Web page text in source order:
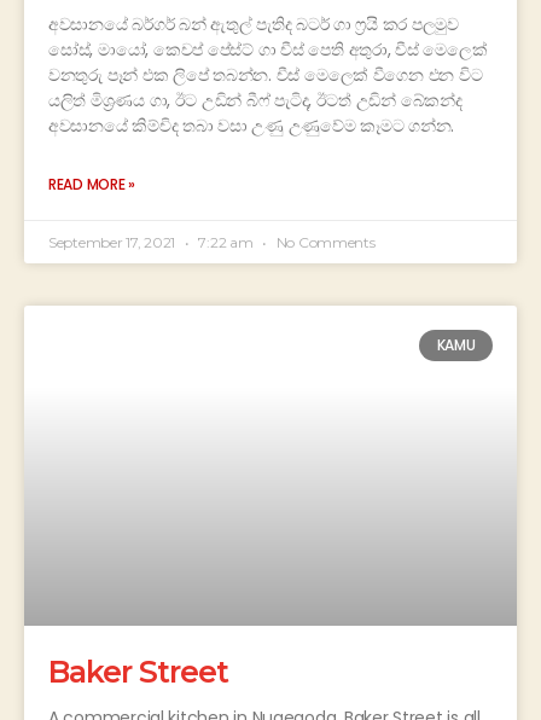
අවසානයේ බර්ගර් බන් ඇතුල් පැතිද බටර් ගා ෆ්‍රයි කර පලමුව
සෝස්, මායෝ, කෙචප් පේස්ට් ගා චීස් පෙති අතුරා, චීස් මෙලෙක්
වනතුරු පෑන් එක ලිපේ තබන්න. චීස් මෙලෙක් වීගෙන එන විට
යලිත් මිශ්‍රණය ගා, ඊට උඩින් බීෆ් පැටිද, ඊටත් උඩින් බේකන්ද
අවසානයේ කිම්චිද තබා වසා උණු උණුවේම කෑමට ගන්න.
READ MORE »
September 17, 2021 7:22 am No Comments
KAMU
Baker Street